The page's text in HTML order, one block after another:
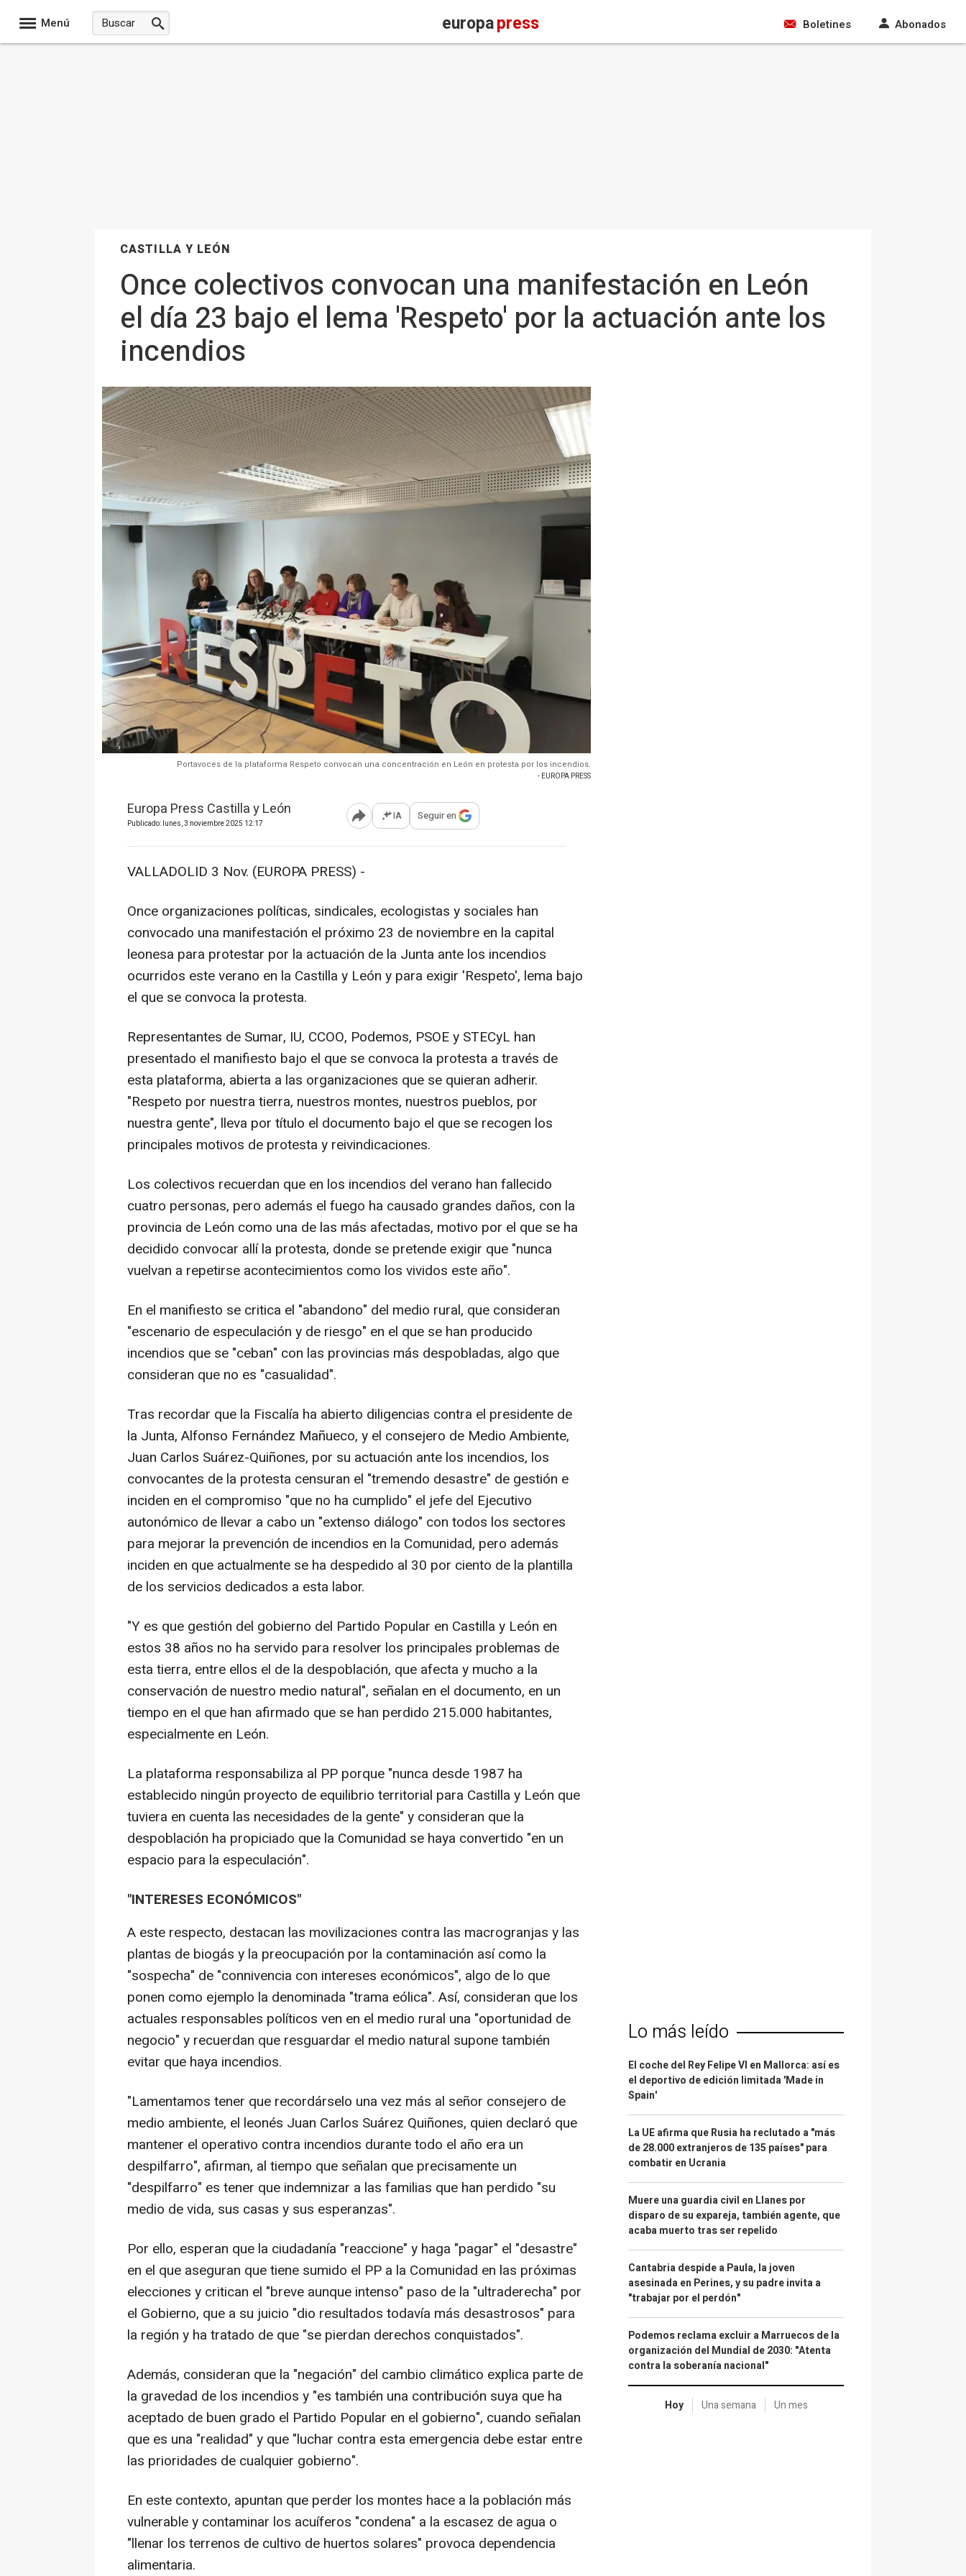
Menú europapress Boletines Abonados
CASTILLA Y LEÓN
Once colectivos convocan una manifestación en León
el día 23 bajo el lema 'Respeto' por la actuación ante los
incendios
Portavoces de la plataforma Respeto convocan una concentración en León en protesta por los incendios.
- EUROPA PRESS
Europa Press Castilla y León
Publicado: lunes, 3 noviembre 2025 12:17 Abrir opciones para compartir
IA Seguir en
VALLADOLID 3 Nov. (EUROPA PRESS) -
Once organizaciones políticas, sindicales, ecologistas y sociales han
convocado una manifestación el próximo 23 de noviembre en la capital
leonesa para protestar por la actuación de la Junta ante los incendios
ocurridos este verano en la Castilla y León y para exigir 'Respeto', lema bajo
el que se convoca la protesta.
Representantes de Sumar, IU, CCOO, Podemos, PSOE y STECyL han
presentado el manifiesto bajo el que se convoca la protesta a través de
esta plataforma, abierta a las organizaciones que se quieran adherir.
"Respeto por nuestra tierra, nuestros montes, nuestros pueblos, por
nuestra gente", lleva por título el documento bajo el que se recogen los
principales motivos de protesta y reivindicaciones.
Los colectivos recuerdan que en los incendios del verano han fallecido
cuatro personas, pero además el fuego ha causado grandes daños, con la
provincia de León como una de las más afectadas, motivo por el que se ha
decidido convocar allí la protesta, donde se pretende exigir que "nunca
vuelvan a repetirse acontecimientos como los vividos este año".
En el manifiesto se critica el "abandono" del medio rural, que consideran
"escenario de especulación y de riesgo" en el que se han producido
incendios que se "ceban" con las provincias más despobladas, algo que
consideran que no es "casualidad".
Tras recordar que la Fiscalía ha abierto diligencias contra el presidente de
la Junta, Alfonso Fernández Mañueco, y el consejero de Medio Ambiente,
Juan Carlos Suárez-Quiñones, por su actuación ante los incendios, los
convocantes de la protesta censuran el "tremendo desastre" de gestión e
inciden en el compromiso "que no ha cumplido" el jefe del Ejecutivo
autonómico de llevar a cabo un "extenso diálogo" con todos los sectores
para mejorar la prevención de incendios en la Comunidad, pero además
inciden en que actualmente se ha despedido al 30 por ciento de la plantilla
de los servicios dedicados a esta labor.
"Y es que gestión del gobierno del Partido Popular en Castilla y León en
estos 38 años no ha servido para resolver los principales problemas de
esta tierra, entre ellos el de la despoblación, que afecta y mucho a la
conservación de nuestro medio natural", señalan en el documento, en un
tiempo en el que han afirmado que se han perdido 215.000 habitantes,
especialmente en León.
La plataforma responsabiliza al PP porque "nunca desde 1987 ha
establecido ningún proyecto de equilibrio territorial para Castilla y León que
tuviera en cuenta las necesidades de la gente" y consideran que la
despoblación ha propiciado que la Comunidad se haya convertido "en un
espacio para la especulación".
"INTERESES ECONÓMICOS"
A este respecto, destacan las movilizaciones contra las macrogranjas y las
plantas de biogás y la preocupación por la contaminación así como la
"sospecha" de "connivencia con intereses económicos", algo de lo que
ponen como ejemplo la denominada "trama eólica". Así, consideran que los
actuales responsables políticos ven en el medio rural una "oportunidad de
negocio" y recuerdan que resguardar el medio natural supone también
evitar que haya incendios.
"Lamentamos tener que recordárselo una vez más al señor consejero de
medio ambiente, el leonés Juan Carlos Suárez Quiñones, quien declaró que
mantener el operativo contra incendios durante todo el año era un
despilfarro", afirman, al tiempo que señalan que precisamente un
"despilfarro" es tener que indemnizar a las familias que han perdido "su
medio de vida, sus casas y sus esperanzas".
Por ello, esperan que la ciudadanía "reaccione" y haga "pagar" el "desastre"
en el que aseguran que tiene sumido el PP a la Comunidad en las próximas
elecciones y critican el "breve aunque intenso" paso de la "ultraderecha" por
el Gobierno, que a su juicio "dio resultados todavía más desastrosos" para
la región y ha tratado de que "se pierdan derechos conquistados".
Además, consideran que la "negación" del cambio climático explica parte de
la gravedad de los incendios y "es también una contribución suya que ha
aceptado de buen grado el Partido Popular en el gobierno", cuando señalan
que es una "realidad" y que "luchar contra esta emergencia debe estar entre
las prioridades de cualquier gobierno".
En este contexto, apuntan que perder los montes hace a la población más
vulnerable y contaminar los acuíferos "condena" a la escasez de agua o
"llenar los terrenos de cultivo de huertos solares" provoca dependencia
alimentaria.
Lo más leído
El coche del Rey Felipe VI en Mallorca: así es
el deportivo de edición limitada 'Made in
Spain'
La UE afirma que Rusia ha reclutado a "más
de 28.000 extranjeros de 135 países" para
combatir en Ucrania
Muere una guardia civil en Llanes por
disparo de su expareja, también agente, que
acaba muerto tras ser repelido
Cantabria despide a Paula, la joven
asesinada en Perines, y su padre invita a
"trabajar por el perdón"
Podemos reclama excluir a Marruecos de la
organización del Mundial de 2030: "Atenta
contra la soberanía nacional"
Hoy Una semana Un mes